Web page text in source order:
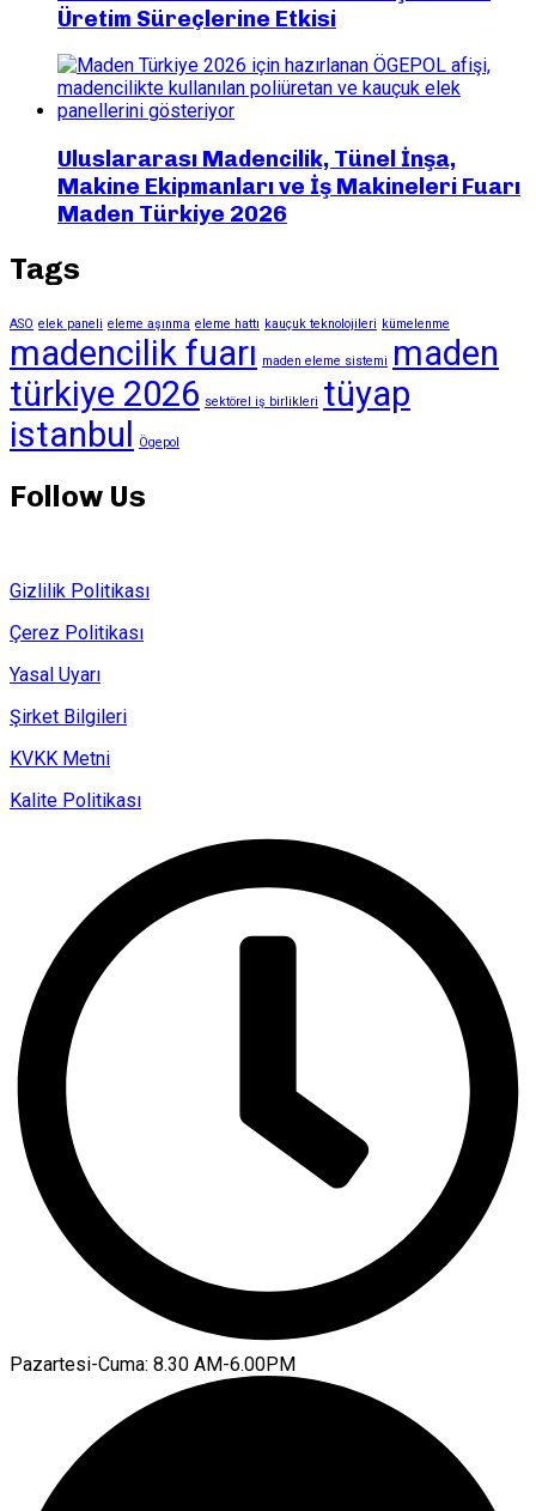
Üretim Süreçlerine Etkisi
Uluslararası Madencilik, Tünel İnşa,
Makine Ekipmanları ve İş Makineleri Fuarı
Maden Türkiye 2026
Tags
ASO elek paneli eleme aşınma eleme hattı kauçuk teknolojileri kümelenme
madencilik fuarı maden eleme sistemi maden
türkiye 2026 sektörel iş birlikleri tüyap
istanbul
Ögepol
Follow Us
Gizlilik Politikası
Çerez Politikası
Yasal Uyarı
Şirket Bilgileri
KVKK Metni
Kalite Politikası
Pazartesi-Cuma: 8.30 AM-6.00PM